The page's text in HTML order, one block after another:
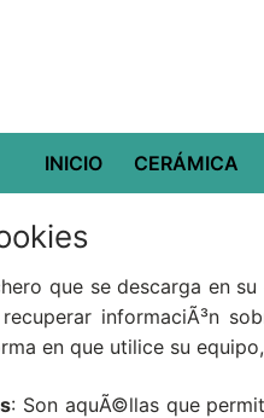
INICIO CERÁMICA
que se descarga en
informaciÃ³n
en que utilice su
: Son aquÃ©llas que